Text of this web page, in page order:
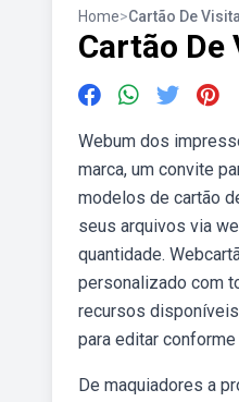
Home>Cartão De
Cartão De
Webum dos
marca, um convite
modelos de cartão
seus arquivos via
quantidade.
personalizado com
recursos
para editar
De maquiadores a